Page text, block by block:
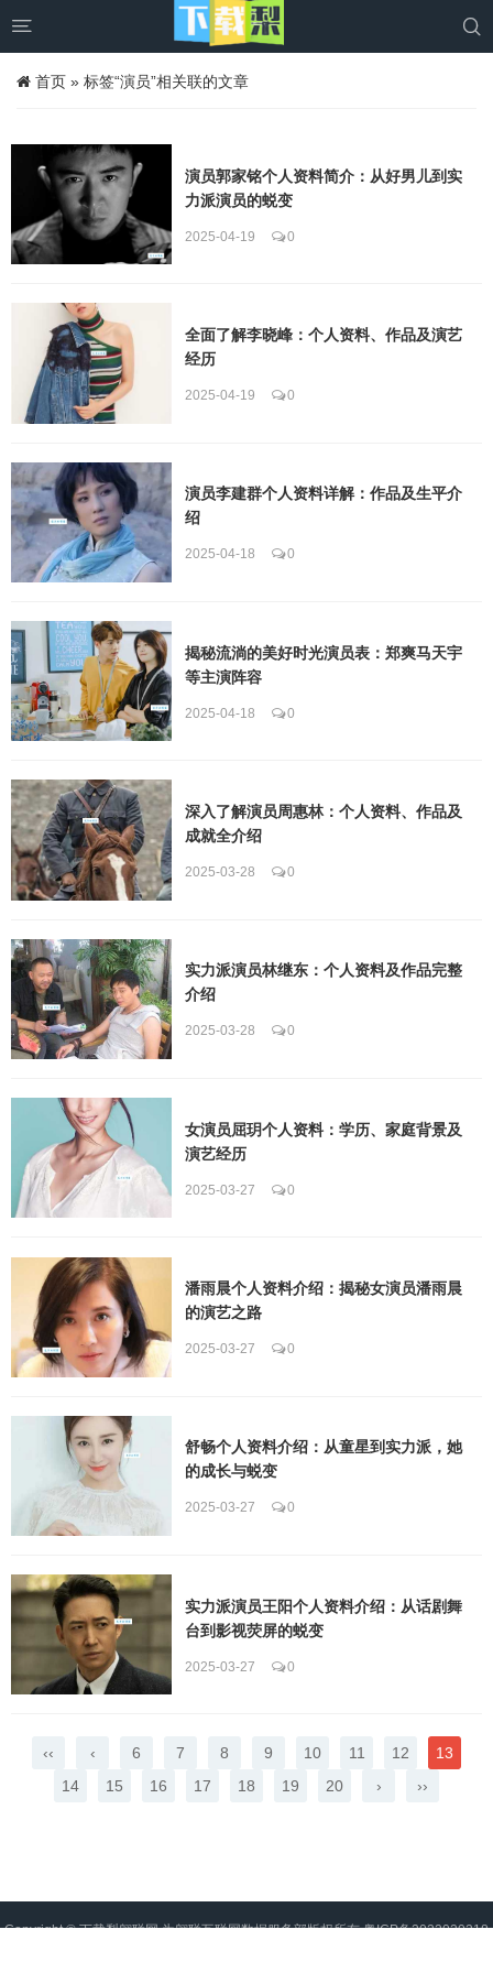
 
首页 » 标签“演员”相关联的文章
演员郭家铭个人资料简介：从好男儿到实
力派演员的蜕变
2025-04-19 0
全面了解李晓峰：个人资料、作品及演艺
经历
2025-04-19 0
演员李建群个人资料详解：作品及生平介
绍
2025-04-18 0
揭秘流淌的美好时光演员表：郑爽马天宇
等主演阵容
2025-04-18 0
深入了解演员周惠林：个人资料、作品及
成就全介绍
2025-03-28 0
实力派演员林继东：个人资料及作品完整
介绍
2025-03-28 0
女演员屈玥个人资料：学历、家庭背景及
演艺经历
2025-03-27 0
潘雨晨个人资料介绍：揭秘女演员潘雨晨
的演艺之路
2025-03-27 0
舒畅个人资料介绍：从童星到实力派，她
的成长与蜕变
2025-03-27 0
实力派演员王阳个人资料介绍：从话剧舞
台到影视荧屏的蜕变
2025-03-27 0
‹‹ ‹ 6 7 8 9 10 11 12
13
14
15 16 17 18 19 20 › ››
Copyright ©下载梨翱联网为翱联互联网数据服务部版权所有粤ICP备2022020218